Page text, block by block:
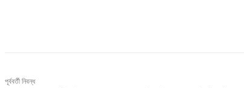
পূর্ববর্তী নিবন্ধ